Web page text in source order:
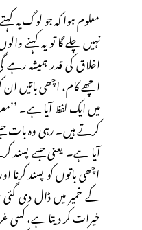
معلوم ہوا کہ جو لوگ یہ
نہیں چلے گا تو یہ کہنے
اخلاق کی قدر ہمیشہ رہے
اچھے کام، اچھی باتیں
میں ایک لفظ آیا ہے۔
کرتے ہیں۔ رہی وہ بات
آیا ہے۔ یعنی جسے
اچھی باتوں کو پسند کرنا
کے خمیر میں ڈال دی
خیرات کر دیتا ہے، کسی